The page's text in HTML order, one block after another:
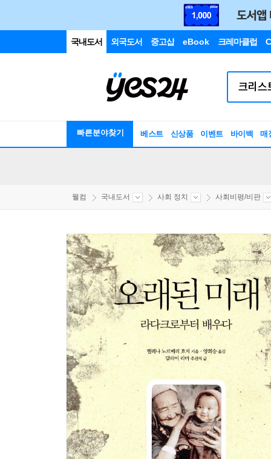
국내도서 외국도서 중고샵 eBook 크레마클럽
빠른분야찾기 베스트 신상품 이벤트 바이백 매
웰컴 국내도서 사회 정치 사회비평/비판